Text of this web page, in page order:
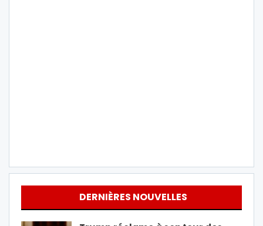
DERNIÈRES NOUVELLES